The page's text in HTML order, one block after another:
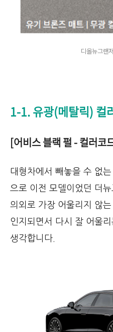
디올뉴그랜
1-1. 유광(메탈릭) 컬
[어비스 블랙 펄 - 컬러코
대형차에서 빼놓을 수 없
으로 이전 모델이었던 더
의외로 가장 어울리지 않
인지되면서 다시 잘 어울
생각합니다.